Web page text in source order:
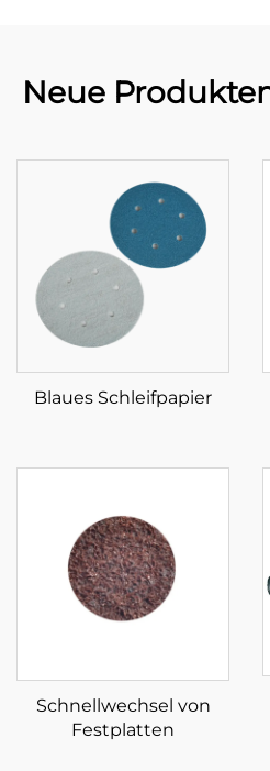
Neue
Blaues Schleifpapier
Schnellwechsel von
Festplatten